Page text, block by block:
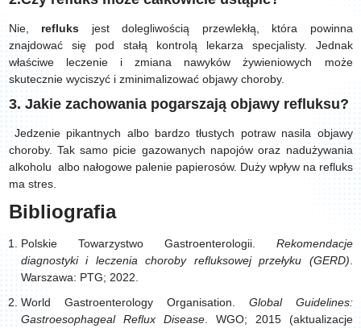
Nie, refluks jest dolegliwością przewlekłą, która powinna
znajdować się pod stałą kontrolą lekarza specjalisty. Jednak
właściwe leczenie i zmiana nawyków żywieniowych może
skutecznie wyciszyć i zminimalizować objawy choroby.
3. Jakie zachowania pogarszają objawy refluksu?
Jedzenie pikantnych albo bardzo tłustych potraw nasila objawy
choroby. Tak samo picie gazowanych napojów oraz nadużywania
alkoholu albo nałogowe palenie papierosów. Duży wpływ na refluks
ma stres.
Bibliografia
Polskie Towarzystwo Gastroenterologii. Rekomendacje
diagnostyki i leczenia choroby refluksowej przełyku (GERD)
Warszawa: PTG; 2022.
World Gastroenterology Organisation. Global Guidelines:
Gastroesophageal Reflux Disease. WGO; 2015 (aktualizacje